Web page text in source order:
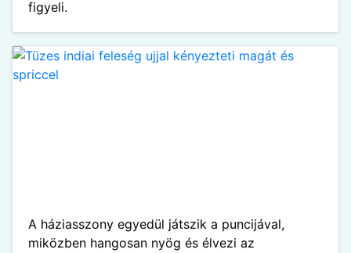
figyeli.
A háziasszony egyedül játszik a puncijával,
miközben hangosan nyög és élvezi az